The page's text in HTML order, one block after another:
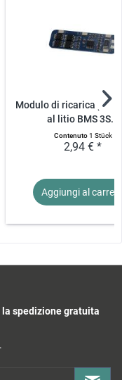
Modulo di ricarica per
al litio BMS 3S...
Contenuto1 Stück
2,94 € *
Aggiungi al
spedizione gratuita